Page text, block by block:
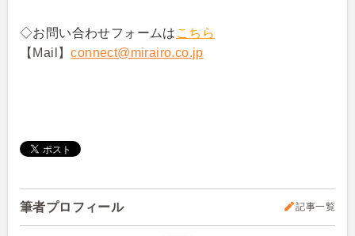
◇お問い合わせフォームは こちら
【Mail】connect@mirairo.co.jp
筆者プロフィール 記事一覧